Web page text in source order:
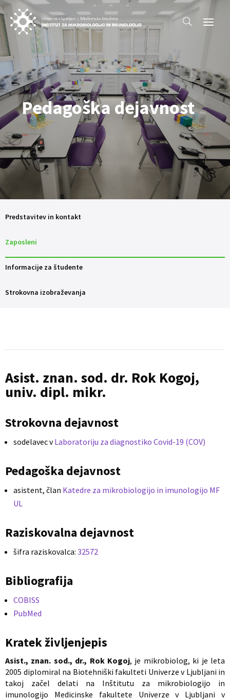
Pedagoška dejavnost
Predstavitev in kontakt
Zaposleni
Informacije za študente
Strokovna izobraževanja
Asist. znan. sod. dr. Rok Kogoj,
univ. dipl. mikr.
Strokovna dejavnost
sodelavec vLaboratoriju za diagnostiko Covid-19 (COV)
Pedagoška dejavnost
asistent, član Katedre za mikrobiologijo in imunologijo MF
UL
Raziskovalna dejavnost
šifra raziskovalca: 32572
Bibliografija
COBISS
PubMed
Kratek življenjepis
Asist., znan. sod., dr., Rok Kogoj, je mikrobiolog, ki je leta
2005 diplomiral na Biotehniški fakulteti Univerze v Ljubljani in
takoj začel delati na Inštitutu za mikrobiologijo in
imunologijo Medicinske fakultete Univerze v Ljubljani v